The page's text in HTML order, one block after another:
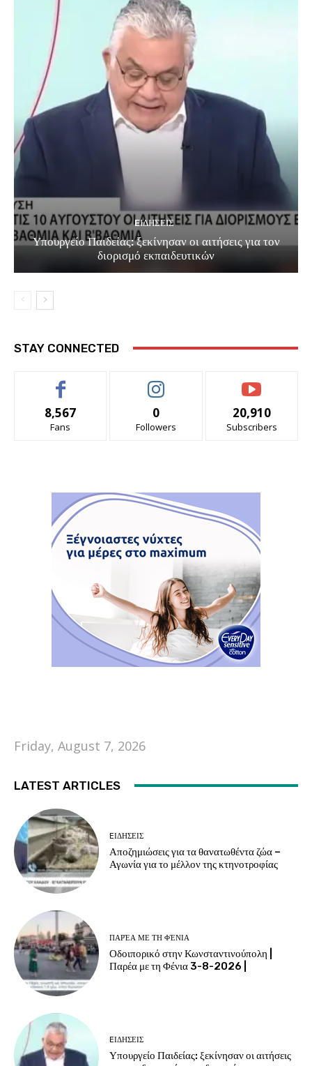
EΙΔΗΣΕΙΣ
Υπουργείο Παιδείας: ξεκίνησαν οι αιτήσεις για τον
διορισμό εκπαιδευτικών
STAY CONNECTED
8,567
Fans
0
Followers
20,910
Subscribers
Friday, August 7, 2026
LATEST ARTICLES
EΙΔΗΣΕΙΣ
Αποζημιώσεις για τα θανατωθέντα ζώα –
Αγωνία για το μέλλον της κτηνοτροφίας
ΠΑΡΈΑ ΜΕ ΤΗ ΦΈΝΙΑ
Οδοιπορικό στην Κωνσταντινούπολη |
Παρέα με τη Φένια 3-8-2026 |
EΙΔΗΣΕΙΣ
Υπουργείο Παιδείας: ξεκίνησαν οι αιτήσεις